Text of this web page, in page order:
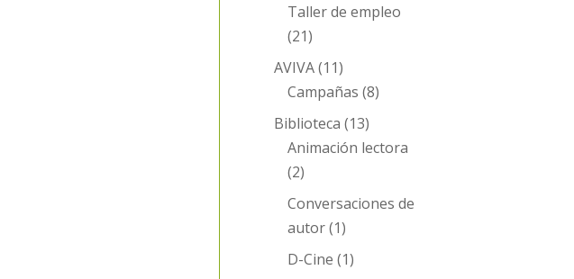
Taller de empleo
(21)
AVIVA(11)
Campañas (8)
Biblioteca (13)
Animación lectora
(2)
Conversaciones de
autor(1)
D-Cine (1)